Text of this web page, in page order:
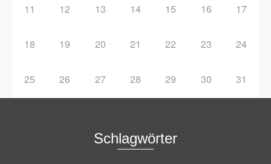
11 12 13 14 15 16 17
18 19 20 21 22 23 24
25 26 27 28 29 30 31
Schlagwörter